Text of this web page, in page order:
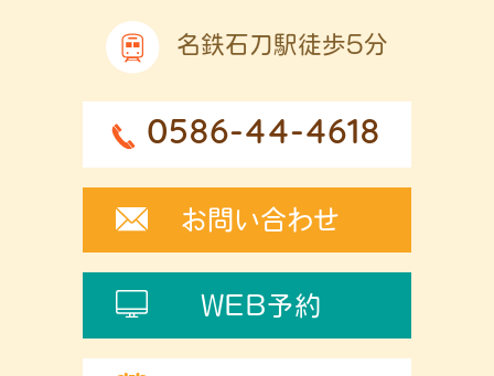
名鉄石刀駅徒歩5分
0586-44-4618
お問い合わせ
WEB予約